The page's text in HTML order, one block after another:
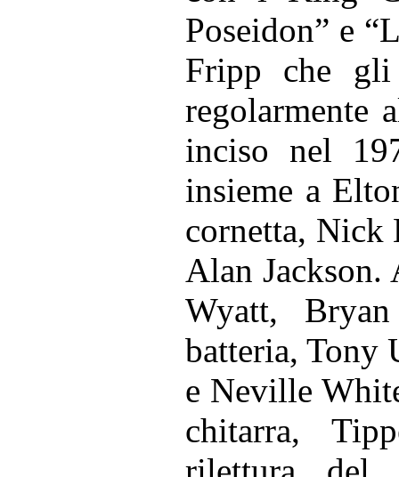
Poseidon” e
Fripp che
regolarmente
inciso nel
insieme a
cornetta, Nick
Alan
Wyatt,
batteria, Tony
e Neville
chitarra,